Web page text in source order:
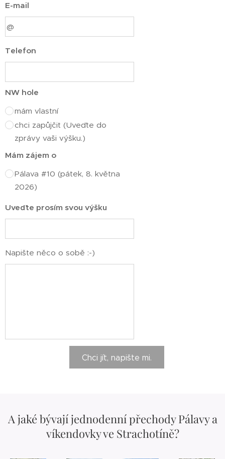
E-mail
Telefon
NW hole
mám vlastní
chci zapůjčit (Uveďte do
zprávy vaši výšku.)
Mám zájem o
Pálava #10 (pátek, 8. května
2026)
Uveďte prosím svou výšku
Napište něco o sobě :-)
Chci jít, napište mi.
A jaké bývají jednodenní přechody Pálavy a
víkendovky ve Strachotíně?